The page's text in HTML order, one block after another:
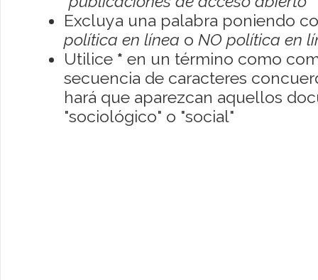
Excluya una palabra poniendo
política en línea o NO política en
Utilice * en un término como
secuencia de caracteres
hará que aparezcan aquellos
"sociológico" o "social"